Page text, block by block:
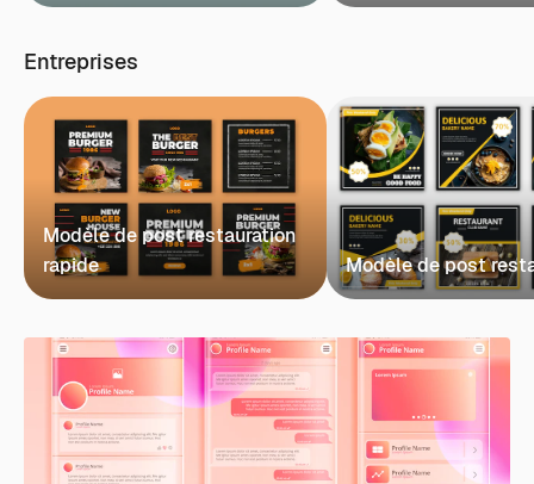
Entreprises
Modèle de post restauration
rapide
Modèle de post